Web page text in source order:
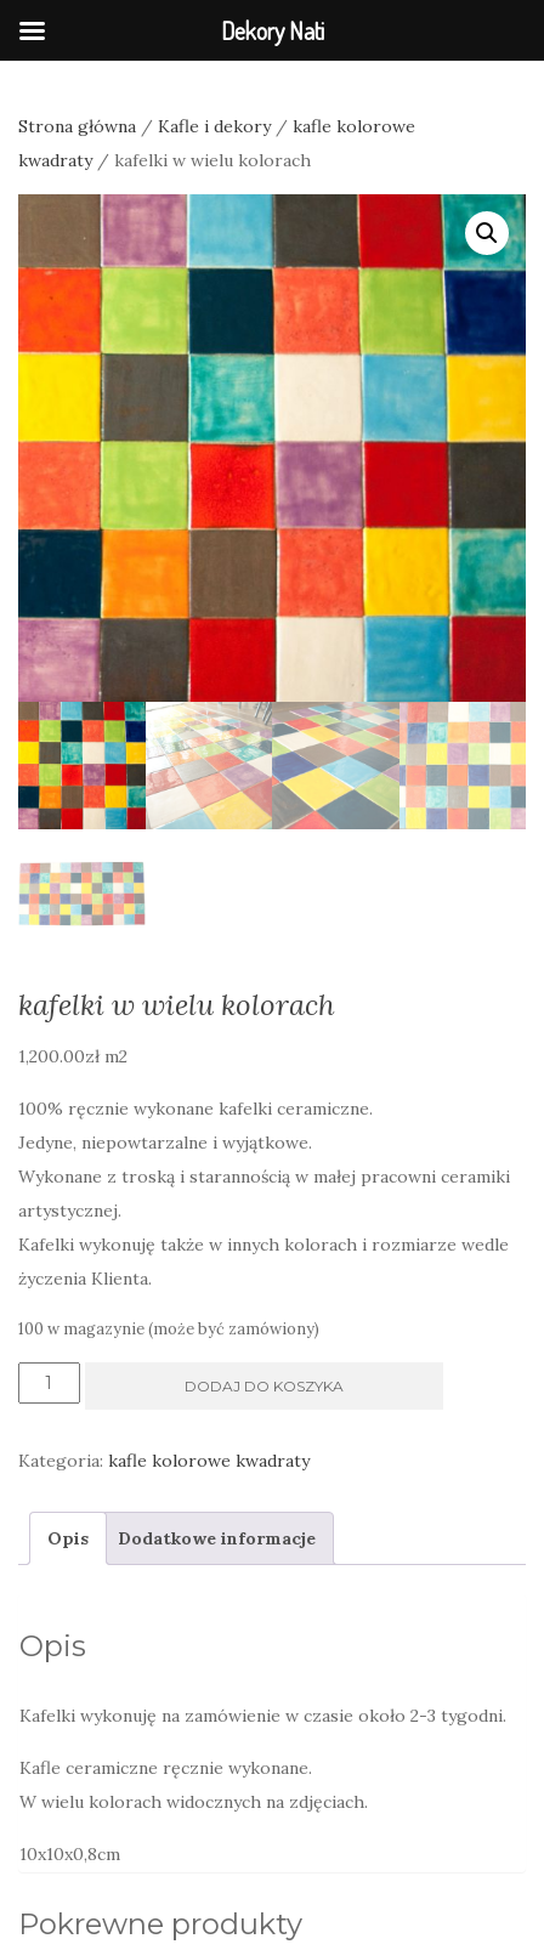
Strona główna / Kafle i dekory/ kafle kolorowe
kwadraty/ kafelki w wielu kolorach
kafelki w wielu kolorach
1,200.00zł m2
100% ręcznie wykonane kafelki ceramiczne.
Jedyne, niepowtarzalne i wyjątkowe.
Wykonane z troską i starannością w małej pracowni ceramiki
artystycznej.
Kafelki wykonuję także w innych kolorach i rozmiarze wedle
życzenia Klienta.
100 w magazynie (może być zamówiony)
ilość
kolorach
DODAJ DO KOSZYKA
Kategoria: kafle kolorowe kwadraty
Opis Dodatkowe informacje
Opis
Kafelki wykonuję na zamówienie w czasie około 2-3 tygodni.
Kafle ceramiczne ręcznie wykonane.
W wielu kolorach widocznych na zdjęciach.
10x10x0,8cm
Pokrewne produkty
Dekory Nati